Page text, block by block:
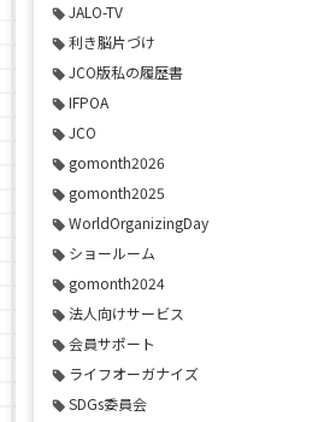
JALO-TV
利き脳片づけ
JCO版私の履歴書
IFPOA
JCO
gomonth2026
gomonth2025
WorldOrganizingDay
ショールーム
gomonth2024
法人向けサービス
会員サポート
ライフオーガナイズ
SDGs委員会